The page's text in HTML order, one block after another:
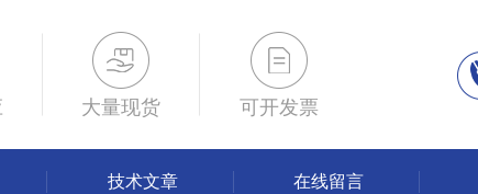
大量现货 可开发票
技术文章 在线留言